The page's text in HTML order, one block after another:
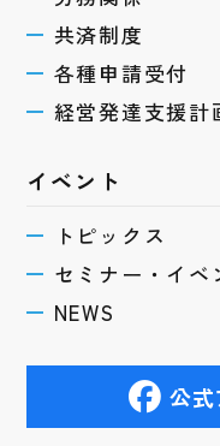
共済制度
各種申請受付
経営発達支援計
イベント
トピックス
セミナー・イベ
NEWS
公式